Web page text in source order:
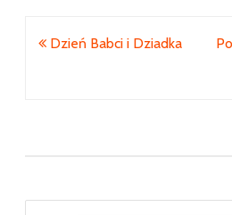
Nawigacja
Dzień Babci i Dziadka